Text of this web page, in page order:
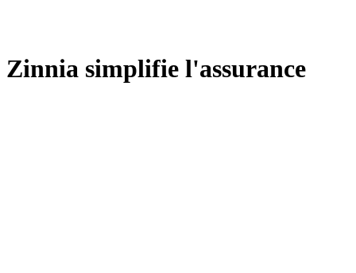
Zinnia simplifie l'assurance